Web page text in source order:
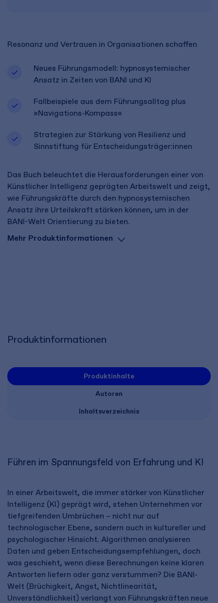
Resonanz und Vertrauen in Organisationen schaffen
Neues Führungsmodell: hypnosystemischer
Ansatz in Zeiten von BANI und KI
Fallbeispiele aus dem Führungsalltag plus
»Navigations-Kompass«
Strategien zur Stärkung von Resilienz und
Sinnstiftung für Entscheidungsträger:innen
Das Buch beleuchtet die Herausforderungen einer von
Künstlicher Intelligenz geprägten Arbeitswelt und zeigt,
wie Führungskräfte durch den hypnosystemischen
Ansatz ihre Urteilskraft stärken können, um in der
BANI-Welt Orientierung zu bieten.
Mehr Produktinformationen
Produktinformationen
Produktinhalte
Autoren
Inhaltsverzeichnis
Führen im Spannungsfeld von Erfahrung und KI
In einer Arbeitswelt, die immer stärker von Künstlicher
Intelligenz (KI) geprägt wird, stehen Unternehmen vor
tiefgreifenden Umbrüchen – nicht nur auf
technologischer Ebene, sondern auch in kultureller und
psychologischer Hinsicht. Algorithmen analysieren
Daten und geben Entscheidungsempfehlungen, doch
was geschieht, wenn diese Berechnungen keine klaren
Antworten liefern oder ganz verstummen? Die BANI-
Welt (Brüchigkeit, Angst, Nichtlinearität,
Unverständlichkeit) verlangt von Führungskräften neue